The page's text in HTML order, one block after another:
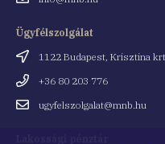
Ügyfélszolgálat
Cím
1122 Budapest, Krisztina
Telefonszám
+36 80 203 776
Emailugyfelszolgalat@mnb.hu